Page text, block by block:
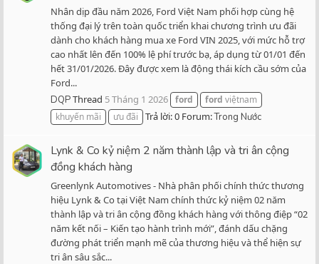
Nhân dịp đầu năm 2026, Ford Việt Nam phối hợp cùng hệ
thống đại lý trên toàn quốc triển khai chương trình ưu đãi
dành cho khách hàng mua xe Ford VIN 2025, với mức hỗ trợ
cao nhất lên đến 100% lệ phí trước bạ, áp dụng từ 01/01 đến
hết 31/01/2026. Đây được xem là động thái kích cầu sớm của
Ford...
DQPThread 5 Tháng 1 2026 ford ford việtnam
khuyến mãi
ưu đãi Trả lời: 0 Forum:Trong Nước
Lynk & Co kỷ niệm 2 năm thành lập và tri ân cộng
đồng khách hàng
Greenlynk Automotives - Nhà phân phối chính thức thương
hiệu Lynk & Co tại Việt Nam chính thức kỷ niệm 02 năm
thành lập và tri ân cộng đồng khách hàng với thông điệp “02
năm kết nối – Kiến tạo hành trình mới”, đánh dấu chặng
đường phát triển mạnh mẽ của thương hiệu và thể hiện sự
tri ân sâu sắc...